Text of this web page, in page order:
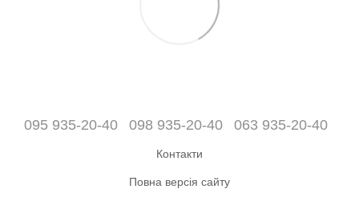
095 935-20-40 098 935-20-40 063 935-20-40
Контакти
Повна версія сайту